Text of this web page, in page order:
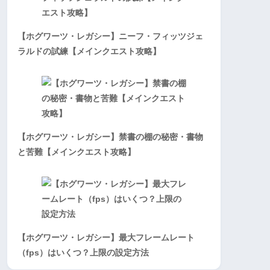
【ホグワーツ・レガシー】ニーフ・フィッツジェ
ラルドの試練【メインクエスト攻略】
【ホグワーツ・レガシー】禁書の棚の秘密・書物
と苦難【メインクエスト攻略】
【ホグワーツ・レガシー】最大フレームレート
（fps）はいくつ？上限の設定方法